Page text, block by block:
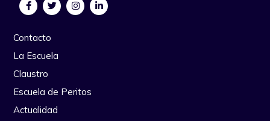
Contacto
La Escuela
Claustro
Escuela de Peritos
Actualidad